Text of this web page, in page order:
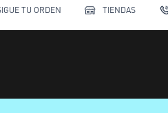
TU ORDEN TIENDAS